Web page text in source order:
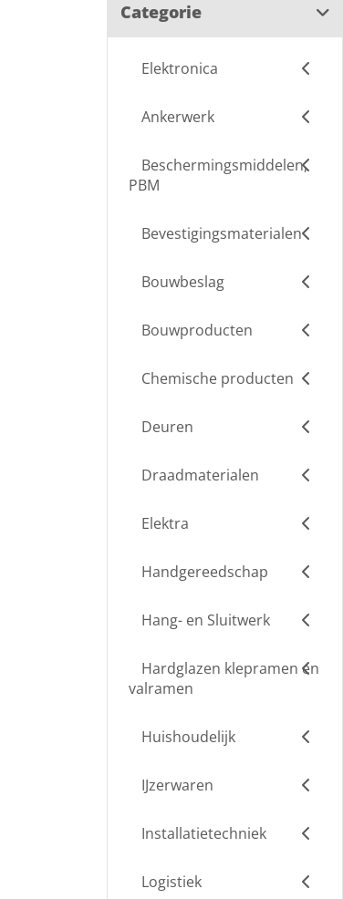
Categorie
Elektronica
Ankerwerk
Beschermingsmiddelen,
PBM
Bevestigingsmaterialen
Bouwbeslag
Bouwproducten
Chemische producten
Deuren
Draadmaterialen
Elektra
Handgereedschap
Hang- en Sluitwerk
Hardglazen klepramen en
valramen
Huishoudelijk
IJzerwaren
Installatietechniek
Logistiek